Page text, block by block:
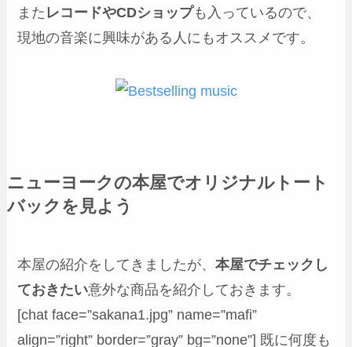
また レコードやCDショップも入っているので、
現地の音楽に興味がある人にもオススメです。
ニューヨークの本屋でオリジナルトート
バックを見よう
本屋の紹介をしてきましたが、本屋でチェックし
ておきたい意外な商品を紹介しておきます。
[chat face=”sakana1.jpg” name=”mafi”
align=”right” border=”gray” bg=”none”] 既に何度も